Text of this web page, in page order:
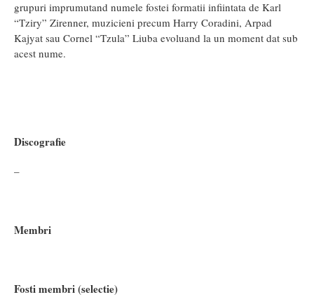
grupuri imprumutand numele fostei formatii infiintata de Karl
“Tziry” Zirenner, muzicieni precum Harry Coradini, Arpad
Kajyat sau Cornel “Tzula” Liuba evoluand la un moment dat sub
acest nume.
Discografie
–
Membri
Fosti membri (selectie)